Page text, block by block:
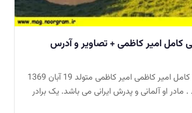
کامل امیر کاظمی + تصاویر و آدرس
بیوگرافی کامل امیر کاظمی امیر کاظمی متولد 19 آبان 1369
مادر او آلمانی و پدرش ایرانی می باشد. یک برادر